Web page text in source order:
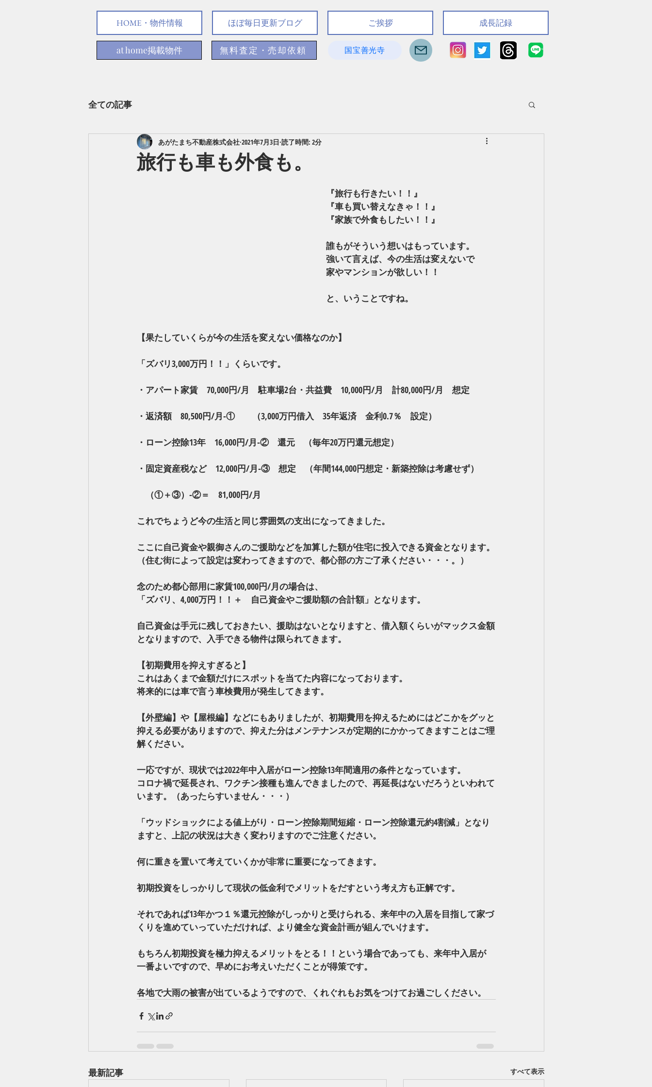
HOME・物件情報 ほぼ毎日更新ブログ ご挨拶 成長記録
at home掲載物件 無料査定・売却依頼 国宝善光寺
全ての記事
旅行も車も外食も。
あがたまち不動産株式会社 2021年7月3日 読了時間: 2分
『旅行も行きたい！！』
『車も買い替えなきゃ！！』
『家族で外食もしたい！！』
誰もがそういう想いはもっています。
強いて言えば、今の生活は変えないで
家やマンションが欲しい！！
と、いうことですね。
【果たしていくらが今の生活を変えない価格なのか】
「ズバリ3,000万円！！」くらいです。
・アパート家賃　70,000円/月　駐車場2台・共益費　10,000円/月　計80,000円/月　想定
・返済額　80,500円/月‐①　　（3,000万円借入　35年返済　金利0.7％　設定）
・ローン控除13年　16,000円/月‐②　還元　（毎年20万円還元想定）
・固定資産税など　12,000円/月‐③　想定　（年間144,000円想定・新築控除は考慮せず）
（①＋③）‐②＝　81,000円/月
これでちょうど今の生活と同じ雰囲気の支出になってきました。
ここに自己資金や親御さんのご援助などを加算した額が住宅に投入できる資金となります。
（住む街によって設定は変わってきますので、都心部の方ご了承ください・・・。）
念のため都心部用に家賃100,000円/月の場合は、
「ズバリ、4,000万円！！＋　自己資金やご援助額の合計額」となります。
自己資金は手元に残しておきたい、援助はないとなりますと、借入額くらいがマックス金額
となりますので、入手できる物件は限られてきます。
【初期費用を抑えすぎると】
これはあくまで金額だけにスポットを当てた内容になっております。
将来的には車で言う車検費用が発生してきます。
【外壁編】や【屋根編】などにもありましたが、初期費用を抑えるためにはどこかをグッと
抑える必要がありますので、抑えた分はメンテナンスが定期的にかかってきますことはご理
解ください。
一応ですが、現状では2022年中入居がローン控除13年間適用の条件となっています。
コロナ禍で延長され、ワクチン接種も進んできましたので、再延長はないだろうといわれて
います。（あったらすいません・・・）
「ウッドショックによる値上がり・ローン控除期間短縮・ローン控除還元約4割減」となり
ますと、上記の状況は大きく変わりますのでご注意ください。
何に重きを置いて考えていくかが非常に重要になってきます。
初期投資をしっかりして現状の低金利でメリットをだすという考え方も正解です。
それであれば13年かつ１％還元控除がしっかりと受けられる、来年中の入居を目指して家づ
くりを進めていっていただければ、より健全な資金計画が組んでいけます。
もちろん初期投資を極力抑えるメリットをとる！！という場合であっても、来年中入居が
一番よいですので、早めにお考えいただくことが得策です。
各地で大雨の被害が出ているようですので、くれぐれもお気をつけてお過ごしください。
最新記事 すべて表示